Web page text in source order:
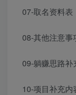
07-取名资料表
08-其他注意事
09-躺赚思路补
10-项目补充内